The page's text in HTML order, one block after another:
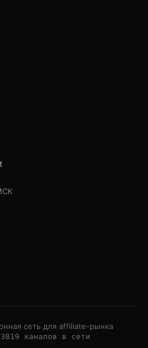
сеть для affiliate-рынка
каналов в сети